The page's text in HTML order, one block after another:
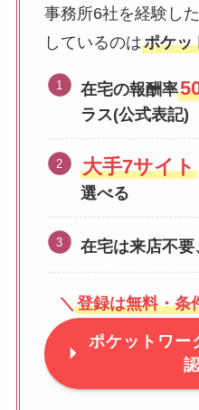
事務所6社を経験し
しているのはポケッ
在宅の報酬率
ラス(公式表記)
大手7サイト
選べる
在宅は来店不要
＼ 登録は無料・条
ポケットワー